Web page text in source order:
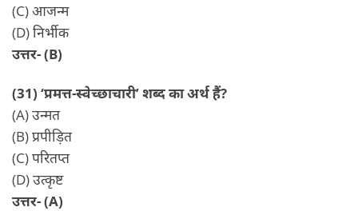
(C) आजन्म
(D) निर्भीक
उत्तर- (B)
(31) ‘प्रमत्त-स्वेच्छाचारी’ शब्द का अर्थ हैं?
(A) उन्मत
(B) प्रपीड़ित
(C) परितप्त
(D) उत्कृष्ट
उत्तर- (A)